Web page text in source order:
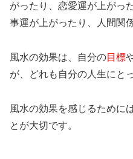
がったり、恋愛運が上がっ
事運が上がったり、人間関
風水の効果は、自分の目標
が、どれも自分の人生にと
風水の効果を感じるために
とが大切です。